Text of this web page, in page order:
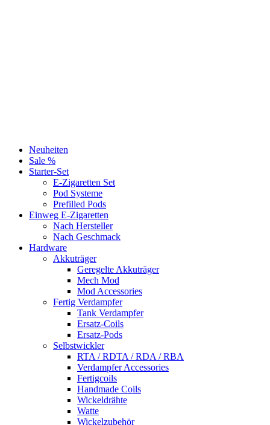
Neuheiten
Sale %
Starter-Set
E-Zigaretten Set
Pod Systeme
Prefilled Pods
Einweg E-Zigaretten
Nach Hersteller
Nach Geschmack
Hardware
Akkuträger
Geregelte Akkuträger
Mech Mod
Mod Accessories
Fertig Verdampfer
Tank Verdampfer
Ersatz-Coils
Ersatz-Pods
Selbstwickler
RTA / RDTA / RDA / RBA
Verdampfer Accessories
Fertigcoils
Handmade Coils
Wickeldrähte
Watte
Wickelzubehör